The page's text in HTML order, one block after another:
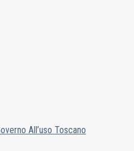
All’uso Toscano